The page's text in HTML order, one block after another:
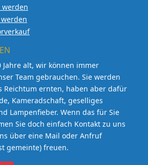
werden
Jahre alt, wir können immer
Team gebrauchen. Sie werden
Reichtum ernten, haben aber dafür
Kameradschaft, geselliges
Lampenfieber. Wenn das für Sie
Sie doch einfach Kontakt zu uns
über eine Mail oder Anfruf
gemeinte) freuen.